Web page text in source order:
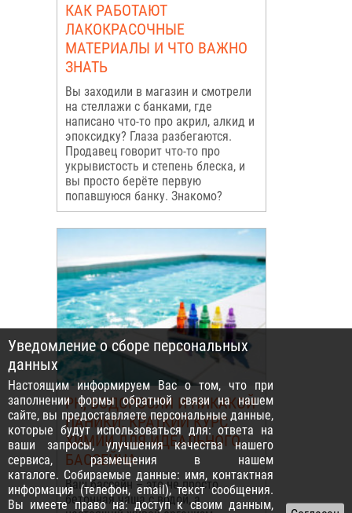
КАК РАБОТАЮТ
ЛАКОКРАСОЧНЫЕ
МАТЕРИАЛЫ И ЧТО ВАЖНО
ЗНАТЬ
Вы заходили в магазин и смотрели
на стеллажи с банками, где
написано что-то про акрил, алкид и
эпоксидку? Глаза разбегаются.
Продавец говорит что-то про
укрывистость и степень блеска, и
вы просто берёте первую
попавшуюся банку. Знакомо?
PH, ВОДОРОСЛИ И НИКАКОЙ
ПАНИКИ: КРАТКИЙ КУРС
ХИМИИ ДЛЯ ИДЕАЛЬНОГО
БАССЕЙНА
Ваш бассейн – это не просто
бетонная чаша с водой, а
Уведомление о сборе персональных
данных
Настоящим информируем Вас о том, что при
заполнении формы обратной связи на нашем
сайте, вы предоставляете персональные данные,
которые будут использоваться для: ответа на
ваши запросы, улучшения качества нашего
сервиса, размещения в нашем
каталоге. Собираемые данные: имя, контактная
информация (телефон, email), текст сообщения.
Вы имеете право на: доступ к своим данным,